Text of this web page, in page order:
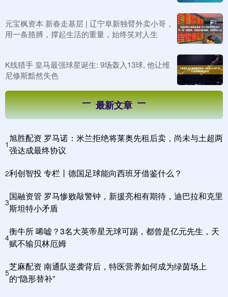
元宝枫资本 新春走基层 | 辽宁阜新独臂外卖小哥，
用一条胳膊，撑起生活的重量，始终笑对人生
K线猎手 皇马最强球星诞生: 9场轰入13球, 他让维
尼修斯黯然失色
最新文章
1
旭胜配资 罗马诺：米兰拒绝将莱奥先租后卖，尚未与土超两
强达成最终协议
2利创智投 专栏丨德国足球能向西班牙借鉴什么？
3
国融资管 罗马惨败敲警钟，新援亮相有期待，迪巴拉和克里
斯坦特小矛盾
4
衡牛所 唏嘘？3名大英帝星无球可踢，都曾是亿元先生，天
赋不输贝林厄姆
5
芝麻配资 南通队逆袭背后，特医营养如何成为绿茵场上
的“隐形替补”